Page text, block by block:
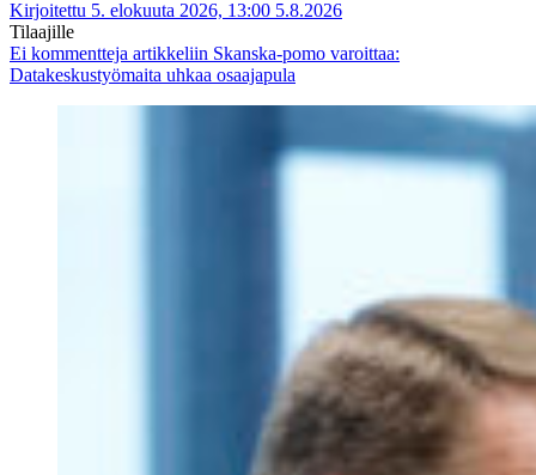
Kirjoitettu 5. elokuuta 2026, 13:00 5.8.2026
Tilaajille
Ei kommentteja artikkeliin Skanska-pomo varoittaa:
Datakeskustyömaita uhkaa osaajapula